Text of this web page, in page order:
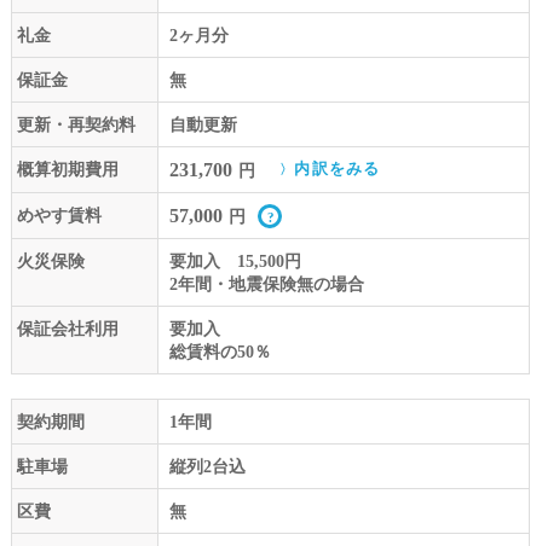
礼金 2ヶ月分
保証金 無
更新・再契約料 自動更新
概算初期費用 231,700 円 内訳をみる
めやす賃料 57,000 円
火災保険
要加入 15,500円
2年間・地震保険無の場合
保証会社利用
要加入
総賃料の50％
契約期間 1年間
駐車場 縦列2台込
区費 無